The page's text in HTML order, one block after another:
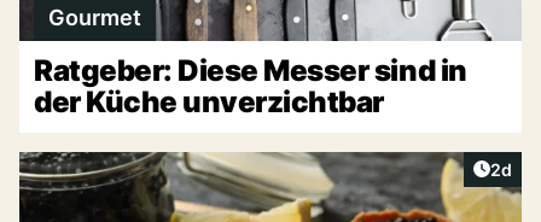
Gourmet
Ratgeber: Diese Messer sind in
der Küche unverzichtbar
2d